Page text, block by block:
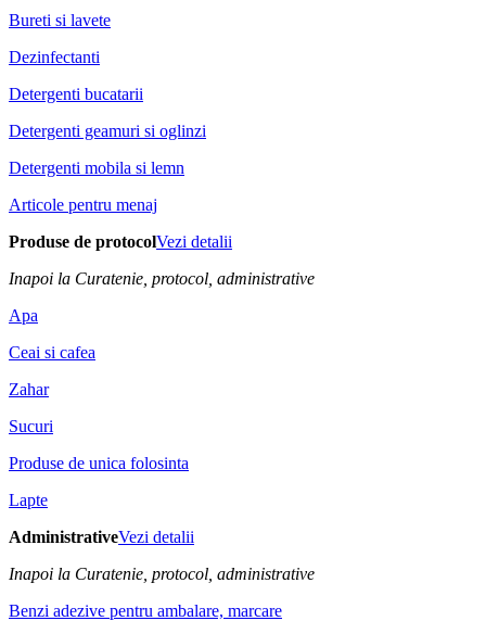
Bureti si lavete
Dezinfectanti
Detergenti bucatarii
Detergenti geamuri si oglinzi
Detergenti mobila si lemn
Articole pentru menaj
Produse de protocolVezi detalii
Inapoi la Curatenie, protocol, administrative
Apa
Ceai si cafea
Zahar
Sucuri
Produse de unica folosinta
Lapte
AdministrativeVezi detalii
Inapoi la Curatenie, protocol, administrative
Benzi adezive pentru ambalare, marcare